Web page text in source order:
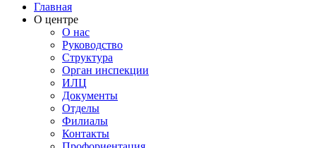
Главная
О центре
О нас
Руководство
Структура
Орган инспекции
ИЛЦ
Документы
Отделы
Филиалы
Контакты